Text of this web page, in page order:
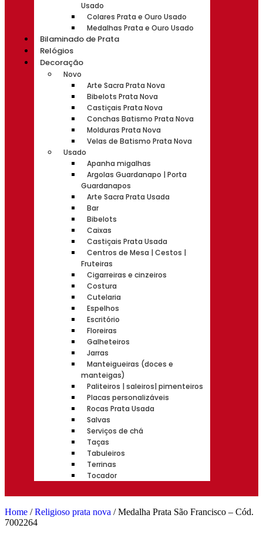
Usado
Colares Prata e Ouro Usado
Medalhas Prata e Ouro Usado
Bilaminado de Prata
Relógios
Decoração
Novo
Arte Sacra Prata Nova
Bibelots Prata Nova
Castiçais Prata Nova
Conchas Batismo Prata Nova
Molduras Prata Nova
Velas de Batismo Prata Nova
Usado
Apanha migalhas
Argolas Guardanapo | Porta
Guardanapos
Arte Sacra Prata Usada
Bar
Bibelots
Caixas
Castiçais Prata Usada
Centros de Mesa | Cestos |
Fruteiras
Cigarreiras e cinzeiros
Costura
Cutelaria
Espelhos
Escritório
Floreiras
Galheteiros
Jarras
Manteigueiras (doces e
manteigas)
Paliteiros | saleiros| pimenteiros
Placas personalizáveis
Rocas Prata Usada
Salvas
Serviços de chá
Taças
Tabuleiros
Terrinas
Tocador
Home /Religioso prata nova / Medalha Prata São Francisco – Cód.
7002264